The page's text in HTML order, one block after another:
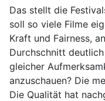
Das stellt die
soll so viele Filme
Kraft und Fairness,
Durchschnitt
gleicher
anzuschauen? Die
Die Qualität hat